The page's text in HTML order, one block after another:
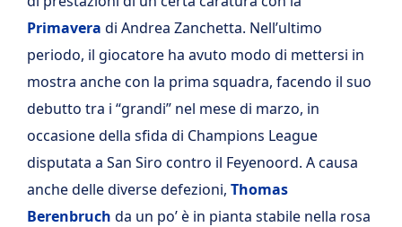
Primavera di Andrea Zanchetta. Nell’ultimo
periodo, il giocatore ha avuto modo di mettersi in
mostra anche con la prima squadra, facendo il suo
debutto tra i “grandi” nel mese di marzo, in
occasione della sfida di Champions League
disputata a San Siro contro il Feyenoord. A causa
anche delle diverse defezioni, Thomas
Berenbruch da un po’ è in pianta stabile nella rosa